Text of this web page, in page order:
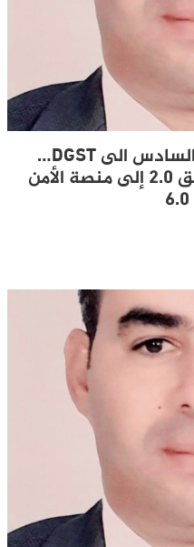
مقترح تقني من الجيل السادس الى DGST…
من قاعة القيادة والتنسيق 2.0 إلى منصة الأمن